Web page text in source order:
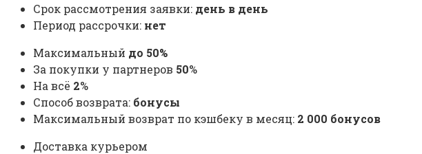
Срок рассмотрения заявки: день в день
Период рассрочки: нет
Максимальный до 50%
За покупки у партнеров 50%
На всё 2%
Способ возврата: бонусы
Максимальный возврат по кэшбеку в месяц: 2 000 бонусов
Доставка курьером